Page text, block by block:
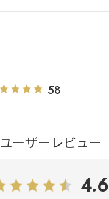
58
ユーザーレビュー
4.6